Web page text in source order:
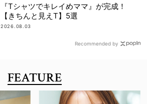
『Tシャツでキレイめママ』が完成！
【きちんと見えT】5選
2026.08.03
Recommended by
FEATURE